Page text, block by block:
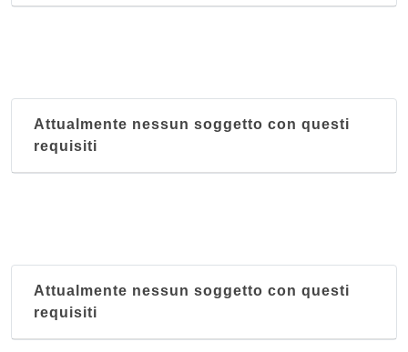
Attualmente nessun soggetto con questi
requisiti
Attualmente nessun soggetto con questi
requisiti